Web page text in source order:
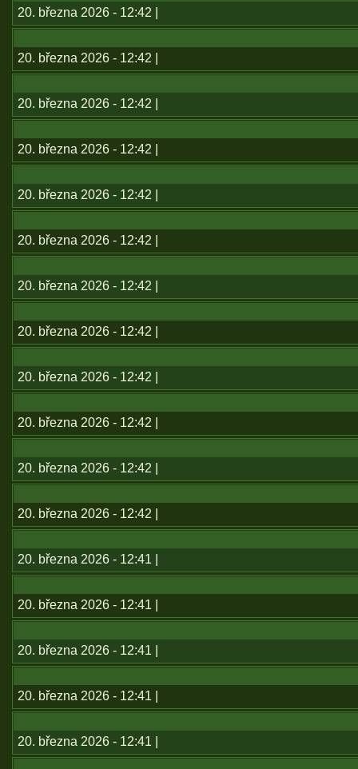
20. března 2026 - 12:42 |
20. března 2026 - 12:42 |
20. března 2026 - 12:42 |
20. března 2026 - 12:42 |
20. března 2026 - 12:42 |
20. března 2026 - 12:42 |
20. března 2026 - 12:42 |
20. března 2026 - 12:42 |
20. března 2026 - 12:42 |
20. března 2026 - 12:42 |
20. března 2026 - 12:42 |
20. března 2026 - 12:42 |
20. března 2026 - 12:41 |
20. března 2026 - 12:41 |
20. března 2026 - 12:41 |
20. března 2026 - 12:41 |
20. března 2026 - 12:41 |